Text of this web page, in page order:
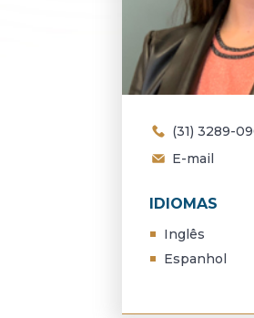
(31) 3289-
E-mail
IDIOMAS
Inglês
Espanhol